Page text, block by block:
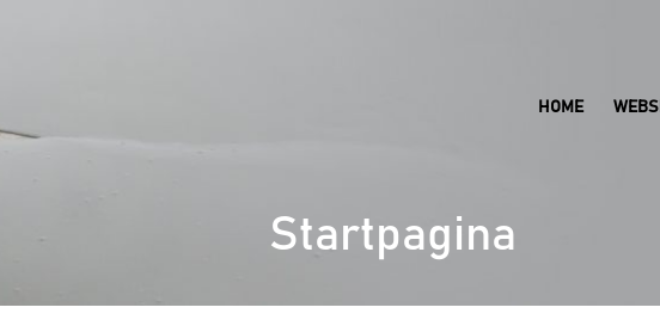
HOME
Startpagina